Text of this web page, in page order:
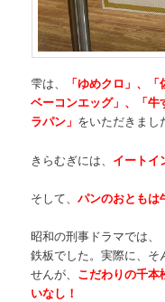
雫は、
「ゆめクロ」、
ベーコンエッグ」、「牛
ラパン」 をいただきまし
きらむぎには、 イートイ
そして、パンのおともは
昭和の刑事ドラマでは
鉄板でした。実際に、そ
せんが、 こだわりの千本
いなし！